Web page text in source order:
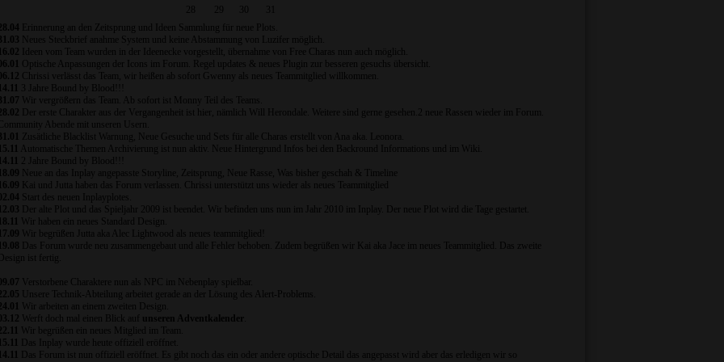
28
29
Erinnerung an den Zeitsprung und Ideen Sammlung für neue Plots.
31.03
Neues Steckbrief anahme System und keine Abstammung von Luzifer möglich.
16.02 Ideen vom Team wurden in der Ideenecke vorgestellt, übernahme von Free Charas nun auch möglich.
06.01
Optische Anpassungen der Icons im Forum. Regel updates & neues Plugin zur besseren gesuchs übersicht.
06.12 Chrissi verlässt das Team, wir heißen ab sofort Gwenny als neues Teammitglied willkommen.
14.11
3 Jahre Bound by Blood!!!
31.07 Wir vergrößern das Team. Ab sofort ist Monny Teil des Teams.
Der erste Charakter aus der Vergangenheit ist hier, nämlich Will Herondale. Weitere sind gerne gesehen.2 neue Rassen wieder im Forum.
Community Abende mit unseren Usern.
31.01
Zusätliche Blacklist Warnung, Neue Gesuche und Sets für alle Charas erstellt von Ana aka. Leonora.
15.11
Automatische Themen Archivierung ist nun aktiv. Neue Hintergrund Infos bei den Backround Informations und im Wiki.
14.11
2 Jahre Bound by Blood!!!
18.09
Neue an das Inplay angepasste Storyline, Zeitsprung, Neue Rasse, Was bisher geschah & Timeline
16.09
Kai und Jutta haben das Forum verlassen. Chrissi unterstützt uns wieder als neues Teammitglied
02.04 Start des neuen Inplayplotes.
12.03
Der alte Plot und das Spieljahr 2009 ist beendet. Wir befinden uns nun im Jahr 2010 im Inplay. Der neue Plot wird die Tage gestartet.
18.11
Wir haben ein neues Standard Design.
17.09 Wir begrüßen Jutta aka Alec Lightwood als neues teammitglied!
19.08
Das Forum wurde neu zusammengebaut und alle Fehler behoben. Zudem begrüßen wir Kai aka Jace im neues Teammitglied. Das zweite
Design ist fertig.
09.07 Verstorbene Charaktere nun als NPC im Nebenplay spielbar.
Unsere Technik-Abteilung arbeitet gerade an der Lösung des Alert-Problems.
Wir arbeiten an einem zweiten Design.
03.12 Werft doch mal einen Blick auf unseren Adventkalender
Wir begrüßen ein neues Mitglied im Team.
15.11
Das Inplay wurde heute offiziell eröffnet.
14.11
Das Forum ist nun offiziell eröffnet. Es gibt noch das ein oder andere optische Detail das angepasst wird aber das erledigen wir so